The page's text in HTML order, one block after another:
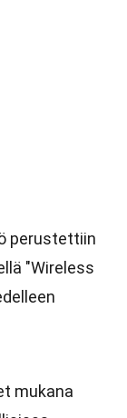
perustettiin
"Wireless
mukana